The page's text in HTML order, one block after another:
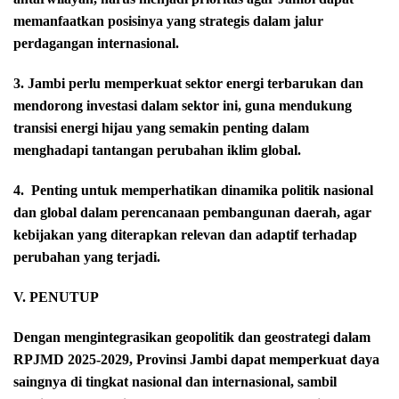
memanfaatkan posisinya yang strategis dalam jalur
perdagangan internasional.
3. Jambi perlu memperkuat sektor energi terbarukan dan
mendorong investasi dalam sektor ini, guna mendukung
transisi energi hijau yang semakin penting dalam
menghadapi tantangan perubahan iklim global.
4. Penting untuk memperhatikan dinamika politik nasional
dan global dalam perencanaan pembangunan daerah, agar
kebijakan yang diterapkan relevan dan adaptif terhadap
perubahan yang terjadi.
V. PENUTUP
Dengan mengintegrasikan geopolitik dan geostrategi dalam
RPJMD 2025-2029, Provinsi Jambi dapat memperkuat daya
saingnya di tingkat nasional dan internasional, sambil